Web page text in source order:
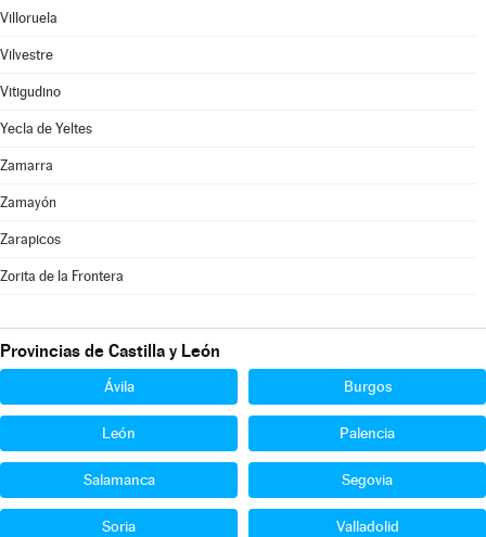
Villoruela
Vilvestre
Vitigudino
Yecla de Yeltes
Zamarra
Zamayón
Zarapicos
Zorita de la Frontera
Provincias de Castilla y León
Ávila Burgos
León Palencia
Salamanca Segovia
Soria Valladolid